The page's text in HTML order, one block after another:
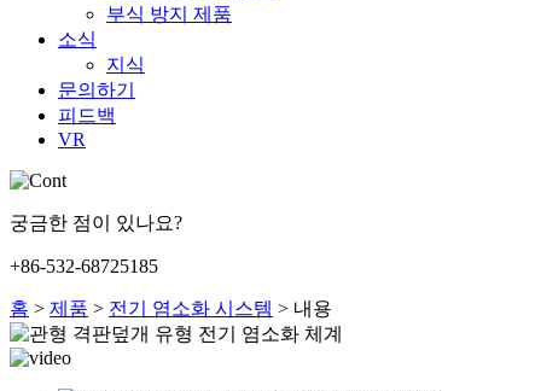
부식 방지 제품
소식
지식
문의하기
피드백
VR
궁금한 점이 있나요?
+86-532-68725185
홈 > 제품 > 전기 염소화 시스템 > 내용